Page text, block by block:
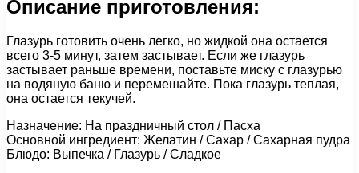
Описание приготовления:
Глазурь готовить очень легко, но жидкой она остается
всего 3-5 минут, затем застывает. Если же глазурь
застывает раньше времени, поставьте миску с глазурью
на водяную баню и перемешайте. Пока глазурь теплая,
она остается текучей.
Назначение: На праздничный стол / Пасха
Основной ингредиент: Желатин / Сахар / Сахарная пудра
Блюдо: Выпечка / Глазурь / Сладкое